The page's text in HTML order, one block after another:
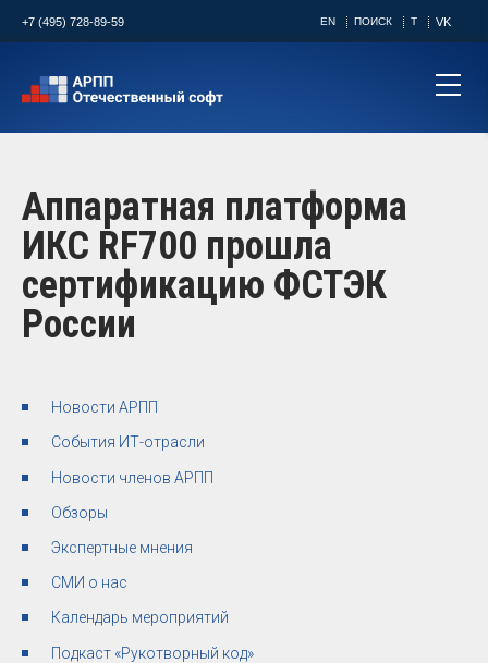
+7 (495) 728-89-59 EN ПОИСК T VK
Аппаратная платформа
ИКС RF700 прошла
сертификацию ФСТЭК
России
Новости АРПП
События ИТ-отрасли
Новости членов АРПП
Обзоры
Экспертные мнения
СМИ о нас
Календарь мероприятий
Подкаст «Рукотворный код»